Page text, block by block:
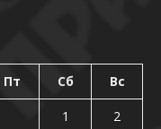
Пт Сб Вс
1
2